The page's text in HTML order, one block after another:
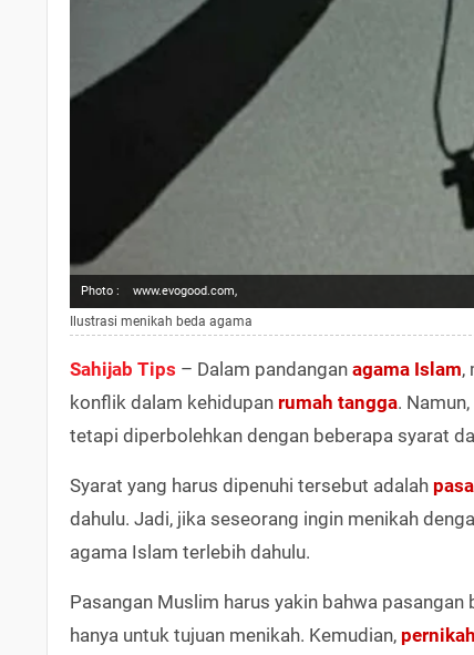
Photo : www.evogood.com,
Ilustrasi menikah beda agama
Sahijab Tips – Dalam pandangan agama Islam,
konflik dalam kehidupan rumah tangga.
tetapi diperbolehkan dengan beberapa syarat
Syarat yang harus dipenuhi tersebut adalah
dahulu. Jadi, jika seseorang ingin menikah
agama Islam terlebih dahulu.
Pasangan Muslim harus yakin bahwa
hanya untuk tujuan menikah. Kemudian,